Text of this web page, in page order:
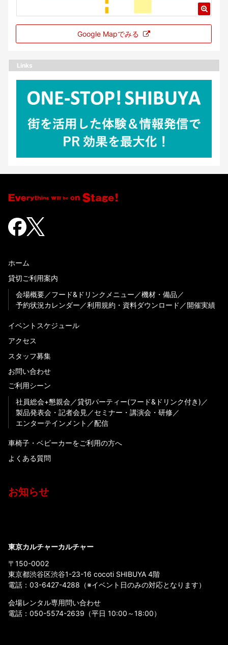
Google Mapでみる
Links
ホーム
貸切ご利用案内
会場概要
フード&ドリンクメニュー
機材・備品
予約状況カレンダー
利用規約・資料ダウンロード 開催実績
イベントスケジュール
アクセス
スタッフ募集
お問い合わせ
ご利用シーン
社員総会+懇親会
貸切パーティー(フード&ドリンク付き)
製品発表会・記者会見
セミナー・講演会・研修
エンターテインメント
配信
車椅子・ベビーカーをご利用の方へ
よくある質問
お知らせ
東京カルチャーカルチャー
〒150-0002
東京都渋谷区渋谷1-23-16 cocoti SHIBUYA 4階
電話： 03-6427-4288 （※イベント日のみの対応となります）
会場レンタル専用問い合わせ
電話： 050-5574-2639 （平日 10:00～18:00）